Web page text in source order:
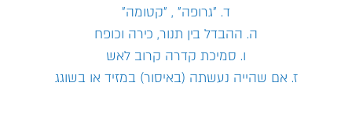
ד. "גרופה" , "קטומה"
ה. ההבדל בין תנור, כירה וכופח
ו. סמיכת קדרה קרוב לאש
ז. אם שהייה נעשתה (באיסור) במזיד או בשוגג